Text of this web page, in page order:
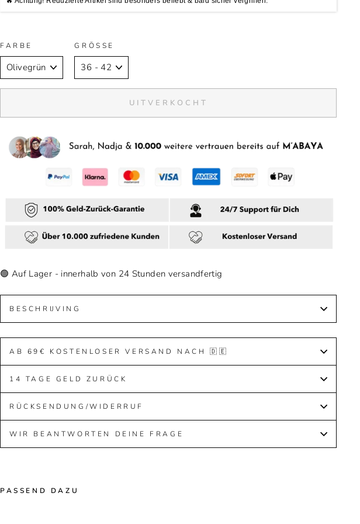
FARBE GRÖSSE
UITVERKOCHT
🟢 Auf Lager - innerhalb von 24 Stunden versandfertig
BESCHRIJVING
AB 69€ KOSTENLOSER VERSAND NACH 🇩🇪
14 TAGE GELD ZURÜCK
RÜCKSENDUNG/WIDERRUF
WIR BEANTWORTEN DEINE FRAGE
PASSEND DAZU